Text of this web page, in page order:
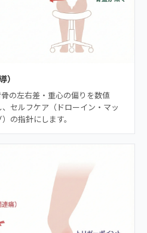
）
の左右差・重心の偏りを数値
セルフケア（ドローイン・マッ
の指針にします。